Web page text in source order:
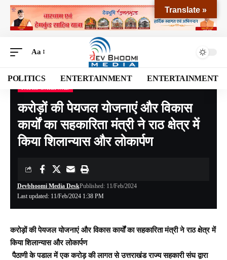
Aa
POLITICS ENTERTAINMENT ENTERTAINMENT
Devbhoomi Media>Blog>NATIONAL>UTTARAKHAND>PAURI GARHWAL
करोड़ों की पेयजल योजनाएं और विकास
कार्यों का सहकारिता मंत्री ने राठ क्षेत्र में
किया शिलान्यास और लोकार्पण
Last updated: 11/Feb/2024 1:38 PM
Devbhoomi Media DeskPublished: 11/Feb/2024
करोड़ों की पेयजल योजनाएं और विकास कार्यों का सहकारिता मंत्री ने राठ क्षेत्र में
किया शिलान्यास और लोकार्पण
पैठाणी के पडाल में एक करोड़ की लागत से उत्तराखंड राज्य सहकारी संघ द्वारा
Translate »